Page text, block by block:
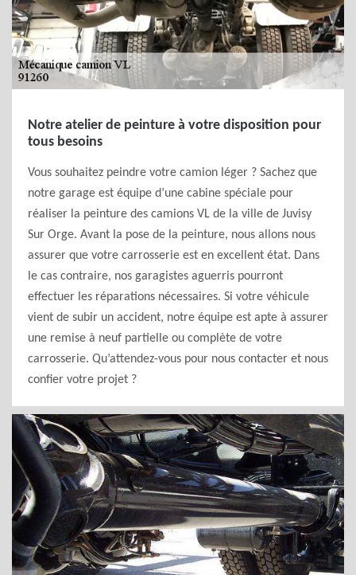
Notre atelier de peinture à votre disposition pour
tous besoins
Vous souhaitez peindre votre camion léger ? Sachez que
notre garage est équipe d’une cabine spéciale pour
réaliser la peinture des camions VL de la ville de Juvisy
Sur Orge. Avant la pose de la peinture, nous allons nous
assurer que votre carrosserie est en excellent état. Dans
le cas contraire, nos garagistes aguerris pourront
effectuer les réparations nécessaires. Si votre véhicule
vient de subir un accident, notre équipe est apte à assurer
une remise à neuf partielle ou complète de votre
carrosserie. Qu’attendez-vous pour nous contacter et nous
confier votre projet ?